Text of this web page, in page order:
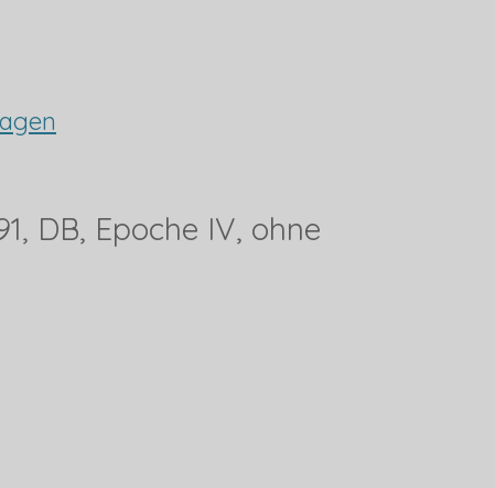
DB, Epoche IV, ohne